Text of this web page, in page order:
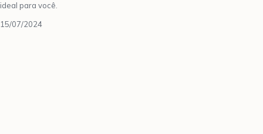
ideal para você.
15/07/2024